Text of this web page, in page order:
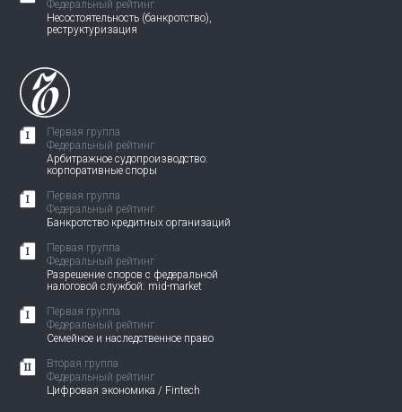
Федеральный рейтинг
Несостоятельность (банкротство),
реструктуризация
Первая группа
Федеральный рейтинг
Арбитражное судопроизводство:
корпоративные споры
Первая группа
Федеральный рейтинг
Банкротство кредитных организаций
Первая группа
Федеральный рейтинг
Разрешение споров с федеральной
налоговой службой: mid-market
Первая группа
Федеральный рейтинг
Семейное и наследственное право
Вторая группа
Федеральный рейтинг
Цифровая экономика / Fintech